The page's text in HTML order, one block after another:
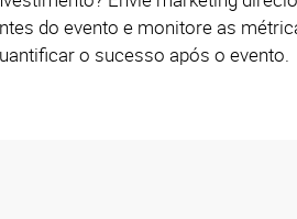
do evento e monitore as
o sucesso após o evento.